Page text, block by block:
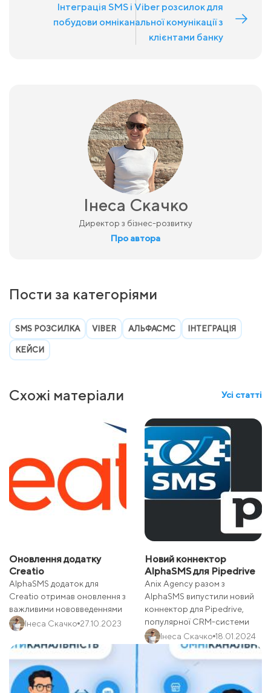
Інтеграція SMS і Viber розсилок для
побудови омніканальної комунікації з
клієнтами банку
Інеса Скачко
Директор з бізнес-розвитку
Про автора
Пости за категоріями
SMS РОЗСИЛКА VIBER АЛЬФАСМС ІНТЕГРАЦІЯ
КЕЙСИ
Схожі матеріали Усі статті
Оновлення додатку
Creatio
AlphaSMS додаток для
Creatio отримав оновлення з
важливими нововведеннями
Інеса Скачко 27.10.2023
Новий коннектор
AlphaSMS для Pipedrive
Anix Agency разом з
AlphaSMS випустили новий
коннектор для Pipedrive,
популярної CRM-системи
Інеса Скачко 18.01.2024